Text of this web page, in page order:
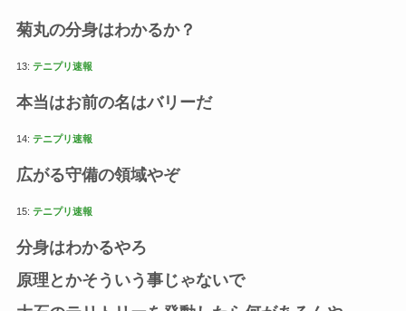
菊丸の分身はわかるか？
13: テニプリ速報
本当はお前の名はバリーだ
14: テニプリ速報
広がる守備の領域やぞ
15: テニプリ速報
分身はわかるやろ
原理とかそういう事じゃないで